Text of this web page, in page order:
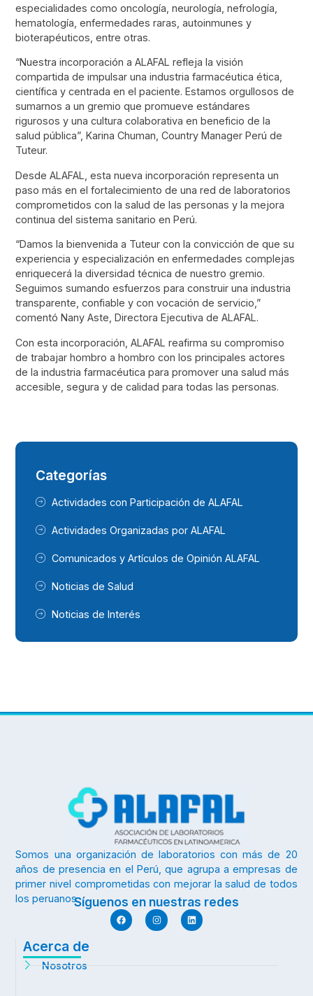
especialidades como oncología, neurología, nefrología,
hematología, enfermedades raras, autoinmunes y
bioterapéuticos, entre otras.
“Nuestra incorporación a ALAFAL refleja la visión
compartida de impulsar una industria farmacéutica ética,
científica y centrada en el paciente. Estamos orgullosos de
sumarnos a un gremio que promueve estándares
rigurosos y una cultura colaborativa en beneficio de la
salud pública”, Karina Chuman, Country Manager Perú de
Tuteur.
Desde ALAFAL, esta nueva incorporación representa un
paso más en el fortalecimiento de una red de laboratorios
comprometidos con la salud de las personas y la mejora
continua del sistema sanitario en Perú.
“Damos la bienvenida a Tuteur con la convicción de que su
experiencia y especialización en enfermedades complejas
enriquecerá la diversidad técnica de nuestro gremio.
Seguimos sumando esfuerzos para construir una industria
transparente, confiable y con vocación de servicio,”
comentó Nany Aste, Directora Ejecutiva de ALAFAL.
Con esta incorporación, ALAFAL reafirma su compromiso
de trabajar hombro a hombro con los principales actores
de la industria farmacéutica para promover una salud más
accesible, segura y de calidad para todas las personas.
Categorías
Actividades con Participación de ALAFAL
Actividades Organizadas por ALAFAL
Comunicados y Artículos de Opinión ALAFAL
Noticias de Salud
Noticias de Interés
Somos una organización de laboratorios con más de 20
años de presencia en el Perú, que agrupa a empresas de
primer nivel comprometidas con mejorar la salud de todos
los peruanos.Síguenos en nuestras redes
Acerca de
Nosotros